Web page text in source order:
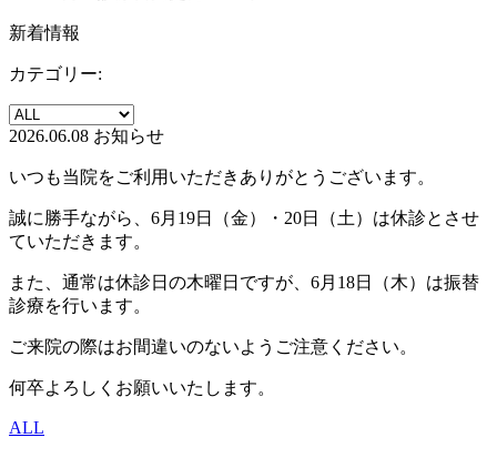
新着情報
カテゴリー:
2026.06.08 お知らせ
いつも当院をご利用いただきありがとうございます。
誠に勝手ながら、6月19日（金）・20日（土）は休診とさせ
ていただきます。
また、通常は休診日の木曜日ですが、6月18日（木）は振替
診療を行います。
ご来院の際はお間違いのないようご注意ください。
何卒よろしくお願いいたします。
ALL